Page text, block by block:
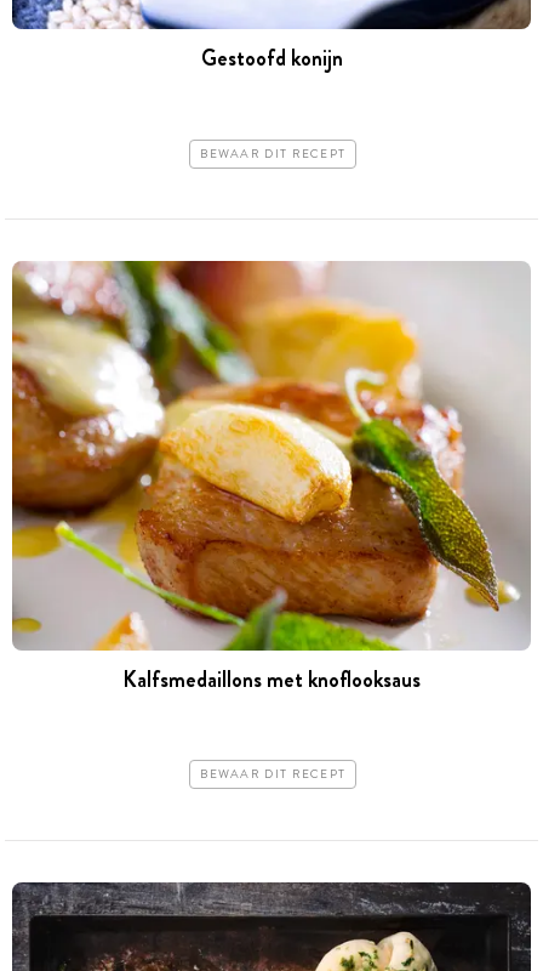
Gestoofd konijn
BEWAAR DIT RECEPT
Kalfsmedaillons met knoflooksaus
BEWAAR DIT RECEPT